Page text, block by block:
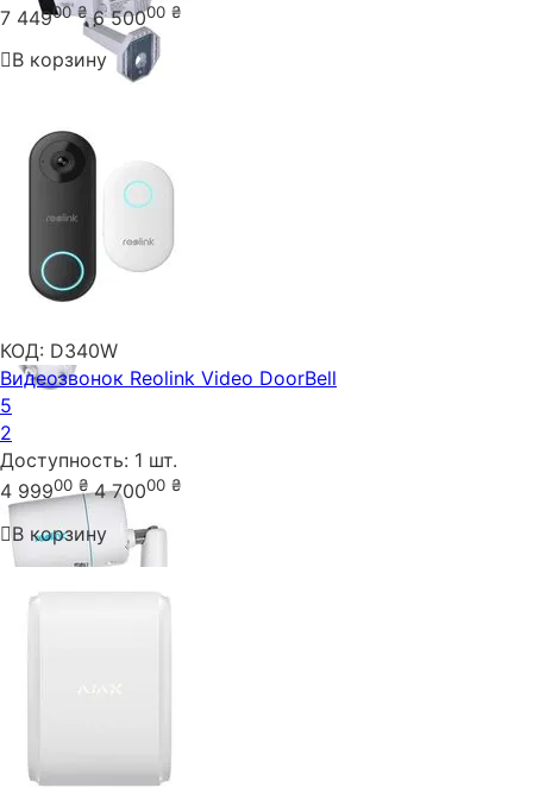
7 44900 ₴ 6 50000 ₴
В корзину
КОД: D340W
Видеозвонок Reolink Video DoorBell
5
2
Доступность: 1 шт.
4 99900 ₴ 4 70000 ₴
В корзину